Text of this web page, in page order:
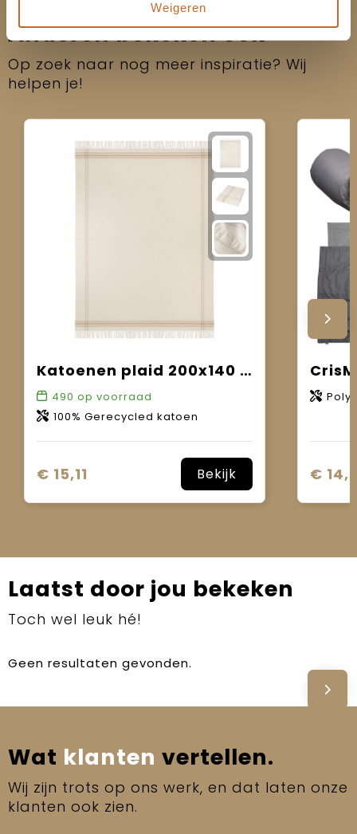
Weigeren
Anderen bekeken ook
Op zoek naar nog meer inspiratie? Wij
helpen je!
Katoenen plaid 200x140 cm
490 op voorraad
100% Gerecycled katoen
€ 15,11 Bekijk €
Laatst door jou bekeken
Toch wel leuk hé!
Geen resultaten gevonden.
Wat klanten vertellen.
Wij zijn trots op ons werk, en dat laten onze
klanten ook zien.